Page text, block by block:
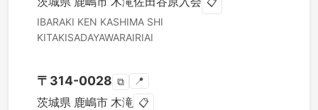
IBARAKI KEN KASHIMA SHI
KITAKISADAYAWARAIRIAI
〒 314-0028 ⧉ 📍
茨城県 鹿嶋市 木滝 📋